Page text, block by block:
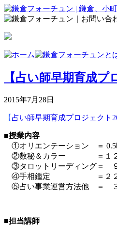
【占い師早期育成プ
2015年7月28日
【 占い師早期育成プロジェクト
■授業内容
①オリエンテーション ＝ 0.5
②数秘＆カラー ＝１２
③タロットリーディング＝ ９
④手相鑑定 ＝２２時
⑤占い事業運営方法他 ＝
■担当講師